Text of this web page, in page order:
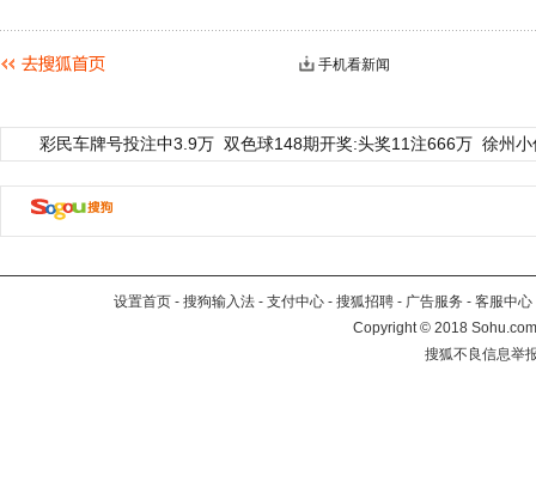
手机看新闻
彩民车牌号投注中3.9万 双色球148期开奖:头奖11注666万 徐州
设置首页 - 搜狗输入法 - 支付中心 - 搜狐招聘 - 广告服务 - 客服中心
Copyright©2018
搜狐不良信息举